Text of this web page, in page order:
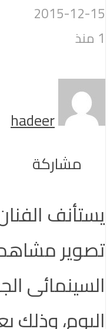
2015-12-15
1 منذ
hadeer
مشاركة
يستأنف
تصوير
السينمائى
اليوم، وذلك